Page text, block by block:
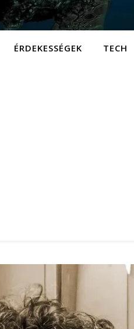
ÉRDEKESSÉGEK TECH